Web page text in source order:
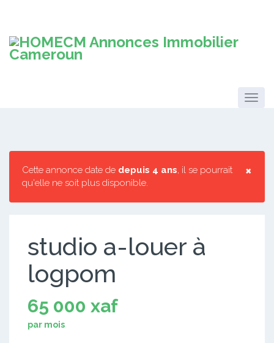
×
Cette annonce date de depuis 4 ans, il se pourrait
qu'elle ne soit plus disponible.
studio a-louer à
logpom
65 000 xaf
par mois